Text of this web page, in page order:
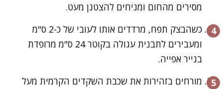
מסירים מהחום ומניחים להצטנן מעט.
כשהבצק תפח, מרדדים אותו לעובי של כ-2 ס"מ
ומעבירים לתבנית עגולה בקוטר 24 ס"מ מרופדת
בנייר אפייה.
מורחים בזהירות את שכבת השקדים הקרמית מעל